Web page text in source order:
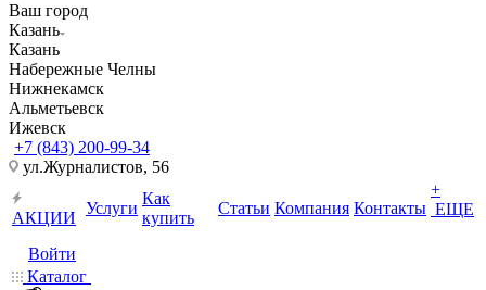
Ваш город
Казань
Казань
Набережные Челны
Нижнекамск
Альметьевск
Ижевск
+7 (843) 200-99-34
ул.Журналистов, 56
АКЦИИ
Услуги
Как
купить
Статьи Компания Контакты
+
ЕЩЕ
Войти
Каталог